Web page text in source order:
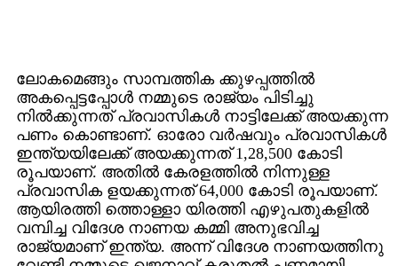
ലോകമെങ്ങും സാമ്പത്തിക ക്കുഴപ്പത്തില്‍
അകപ്പെട്ടപ്പോള്‍ നമ്മുടെ രാജ്യം പിടിച്ചു
നില്‍ക്കുന്നത് പ്രവാസികള്‍ നാട്ടിലേക്ക് അയക്കുന്ന
പണം കൊണ്ടാണ്. ഓരോ വര്‍ഷവും പ്രവാസികള്‍
ഇന്ത്യയിലേക്ക് അയക്കുന്നത് 1,28,500 കോടി
രൂപയാണ്. അതില്‍ കേരളത്തില്‍ നിന്നുള്ള
പ്രവാസിക ളയക്കുന്നത് 64,000 കോടി രൂപയാണ്.
ആയിരത്തി ത്തൊള്ളാ യിരത്തി എഴുപതുകളില്‍
വമ്പിച്ച വിദേശ നാണയ കമ്മി അനുഭവിച്ച
രാജ്യമാണ് ഇന്ത്യ. അന്ന് വിദേശ നാണയത്തിനു